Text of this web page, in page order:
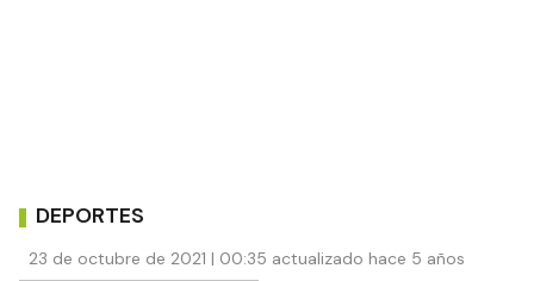
DEPORTES
23 de octubre de 2021 | 00:35 actualizado hace 5 años